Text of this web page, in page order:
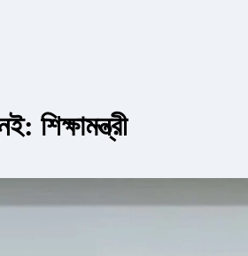
শিক্ষামন্ত্রী